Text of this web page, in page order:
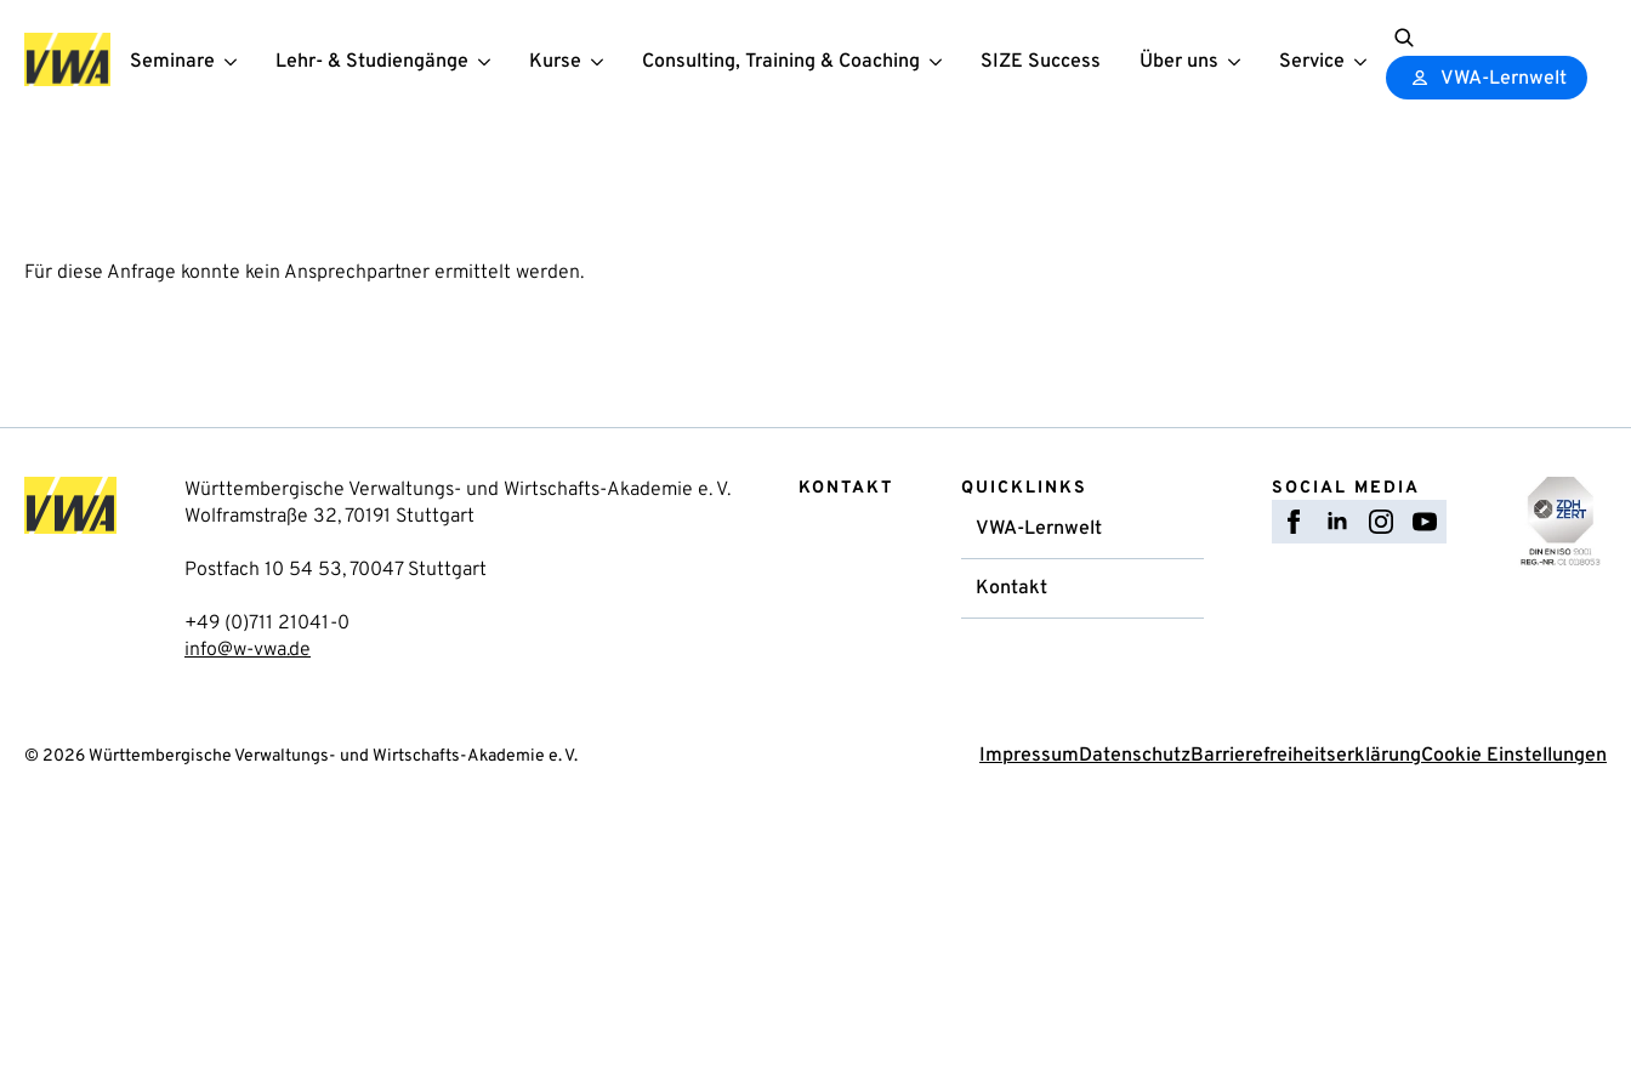
Seminare Lehr- & Studiengänge Kurse Consulting, Training & Coaching SIZE Success Über uns Service
Search
for:
VWA-Lernwelt
Für diese Anfrage konnte kein Ansprechpartner ermittelt werden.
Württembergische Verwaltungs- und Wirtschafts-Akademie e. V.
Wolframstraße 32, 70191 Stuttgart
Postfach 10 54 53, 70047 Stuttgart
+49 (0)711 21041-0
info@w-vwa.de
KONTAKT QUICKLINKS
VWA-Lernwelt
Kontakt
SOCIAL MEDIA
© 2026 Württembergische Verwaltungs- und Wirtschafts-Akademie e. V. ImpressumDatenschutzBarrierefreiheitserklärungCookie Einstellungen